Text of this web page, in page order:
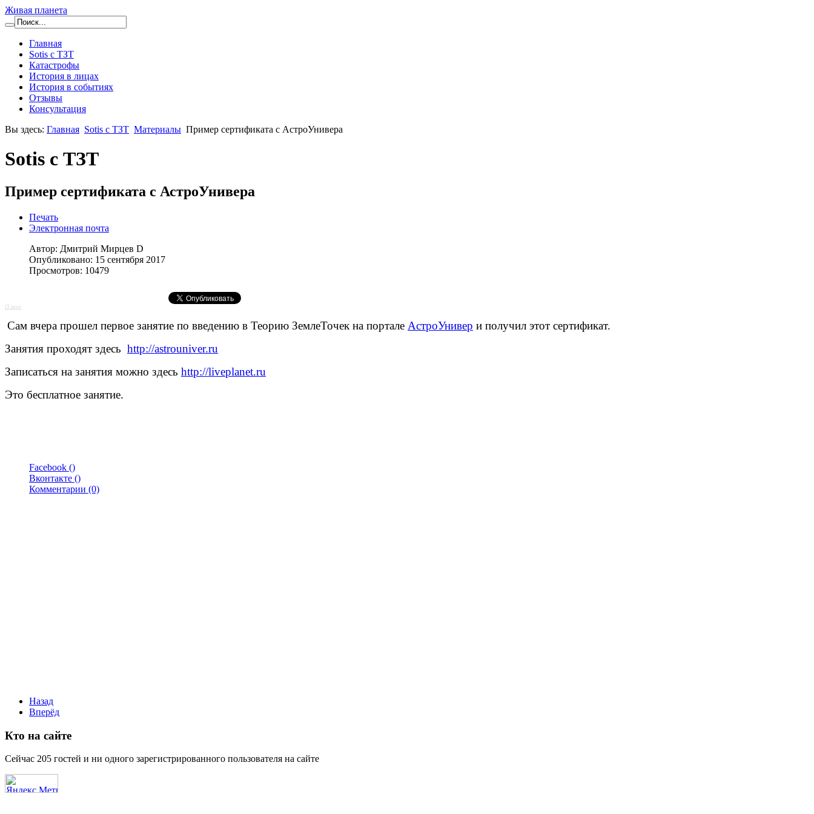
Живая планета
Главная
Sotis с ТЗТ
Катастрофы
История в лицах
История в событиях
Отзывы
Консультация
Вы здесь: Главная Sotis с ТЗТ Материалы Пример сертификата с АстроУнивера
Sotis с ТЗТ
Пример сертификата с АстроУнивера
Печать
Электронная почта
Автор: Дмитрий Мирцев D
Опубликовано: 15 сентября 2017
Просмотров: 10479
IT news
Сам вчера прошел первое занятие по введению в Теорию ЗемлеТочек на портале АстроУнивер и получил этот сертификат.
Занятия проходят здесь http://astrouniver.ru
Записаться на занятия можно здесь http://liveplanet.ru
Это бесплатное занятие.
Facebook ()
Вконтакте ()
Комментарии (0)
Назад
Вперёд
Кто на сайте
Сейчас 205 гостей и ни одного зарегистрированного пользователя на сайте